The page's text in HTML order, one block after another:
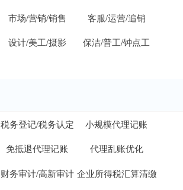
市场/营销/销售
客服/运营/追销
设计/美工/摄影
保洁/普工/钟点工
税务登记/税务认定
小规模代理记账
免抵退代理记账
代理乱账优化
财务审计/高新审计 企业所得税汇算清缴